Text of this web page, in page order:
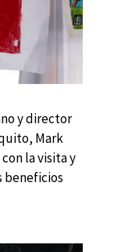
ydirector
Mark
la visita y
beneficios